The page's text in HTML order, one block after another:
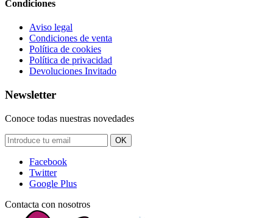
Condiciones
Aviso legal
Condiciones de venta
Política de cookies
Política de privacidad
Devoluciones Invitado
Newsletter
Conoce todas nuestras novedades
OK
Facebook
Twitter
Google Plus
Contacta con nosotros